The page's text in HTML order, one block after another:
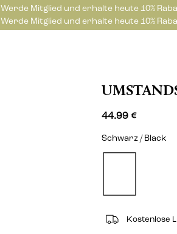
Werde Mitglied und erhalte heute 10%
Werde Mitglied und erhalte heute 10%
44.99 €
Schwarz / Black
Kostenlose